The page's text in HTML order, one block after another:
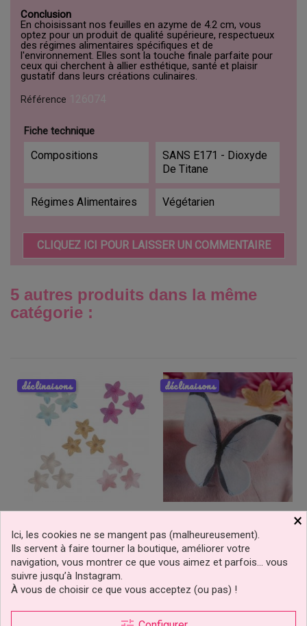
Conclusion
En choisissant nos feuilles en azyme de 4.2 cm, vous
optez pour un produit de qualité supérieure, respectueux
des régimes alimentaires spécifiques et de
l'environnement. Elles sont la touche finale parfaite pour
ceux qui cherchent à allier esthétique, santé et plaisir
gustatif dans leurs créations culinaires.
Référence
Fiche technique
Compositions
SANS E171 - Dioxyde
De Titane
Régimes Alimentaires Végétarien
CLIQUEZ ICI POUR LAISSER UN COMMENTAIRE
5 autres produits dans la même
catégorie :
Cm Lot De 20 - Couleurs
Aux Choix
Prix
2,99 €
Ajouter au panier
déclinaisons
CM Lot De 6 - Modèles
Aux Choix
Ajouter au panier
déclinaisons
×
Ici, les cookies ne se mangent pas (malheureusement).
Ils servent à faire tourner la boutique, améliorer votre
navigation, vous montrer ce que vous aimez et parfois… vous
suivre jusqu’à Instagram.
À vous de choisir ce que vous acceptez (ou pas) !